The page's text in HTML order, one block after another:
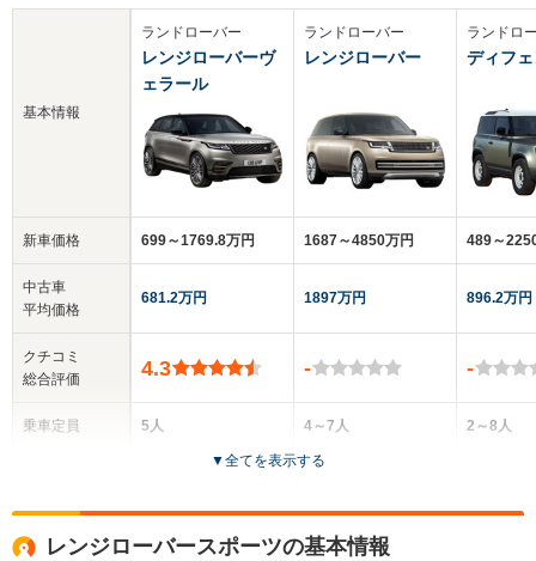
基本情報
新車価格
中古車
平均価格
クチコミ
総合評価
乗車定員
ランドローバー
レンジローバーヴ
ェラール
699～1769.8万円
681.2万円
4.3
5人
全高
1.68m～1.69m
ランドローバー
レンジローバー
1687～4850万円
1897万円
-
4～7人
5ドア
全高
1.87m
ランドロ
ディフ
489～
896.2万円
-
2～8人
▼全てを表示する
レンジローバースポーツの基本情報